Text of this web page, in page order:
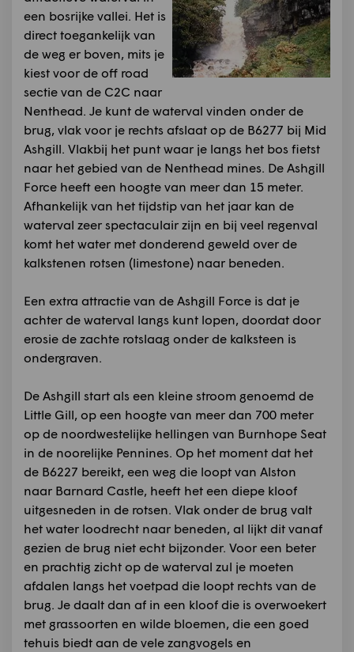
een bosrijke vallei. Het is
direct toegankelijk van
de weg er boven, mits je
kiest voor de off road
sectie van de C2C naar
Nenthead. Je kunt de waterval vinden onder de
brug, vlak voor je rechts afslaat op de B6277 bij Mid
Ashgill. Vlakbij het punt waar je langs het bos fietst
naar het gebied van de Nenthead mines. De Ashgill
Force heeft een hoogte van meer dan 15 meter.
Afhankelijk van het tijdstip van het jaar kan de
waterval zeer spectaculair zijn en bij veel regenval
komt het water met donderend geweld over de
kalkstenen rotsen (limestone) naar beneden.
Een extra attractie van de Ashgill Force is dat je
achter de waterval langs kunt lopen, doordat door
erosie de zachte rotslaag onder de kalksteen is
ondergraven.
De Ashgill start als een kleine stroom genoemd de
Little Gill, op een hoogte van meer dan 700 meter
op de noordwestelijke hellingen van Burnhope Seat
in de noorelijke Pennines. Op het moment dat het
de B6227 bereikt, een weg die loopt van Alston
naar Barnard Castle, heeft het een diepe kloof
uitgesneden in de rotsen. Vlak onder de brug valt
het water loodrecht naar beneden, al lijkt dit vanaf
gezien de brug niet echt bijzonder. Voor een beter
en prachtig zicht op de waterval zul je moeten
afdalen langs het voetpad die loopt rechts van de
brug. Je daalt dan af in een kloof die is overwoekert
met grassoorten en wilde bloemen, die een goed
tehuis biedt aan de vele zangvogels en